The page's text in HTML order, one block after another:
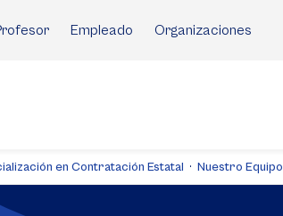
Empleado Organizaciones
en Contratación Estatal Nuestro Equipo